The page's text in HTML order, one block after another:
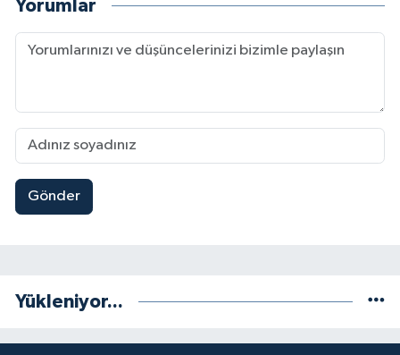
Yorumlar
Gönder
Yükleniyor...